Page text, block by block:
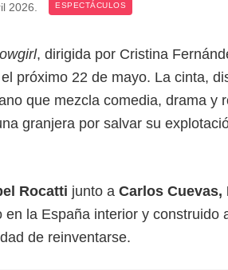
2026. ESPECTÁCULOS
, dirigida por Cristina
próximo 22 de mayo. La cinta,
que mezcla comedia, drama
granjera por salvar su
Rocatti junto a Carlos Cuevas,
en la España interior y
de reinventarse.